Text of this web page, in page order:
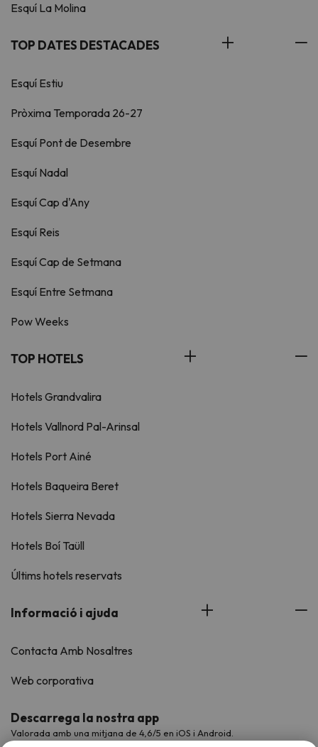
Esquí La Molina
TOP DATES DESTACADES
Esquí Estiu
Pròxima Temporada 26-27
Esquí Pont de Desembre
Esquí Nadal
Esquí Cap d'Any
Esquí Reis
Esquí Cap de Setmana
Esquí Entre Setmana
Pow Weeks
TOP HOTELS
Hotels Grandvalira
Hotels Vallnord Pal-Arinsal
Hotels Port Ainé
Hotels Baqueira Beret
Hotels Sierra Nevada
Hotels Boí Taüll
Últims hotels reservats
Informació i ajuda
Contacta Amb Nosaltres
Web corporativa
Descarrega la nostra app
Valorada amb una mitjana de 4,6/5 en iOS i Android.